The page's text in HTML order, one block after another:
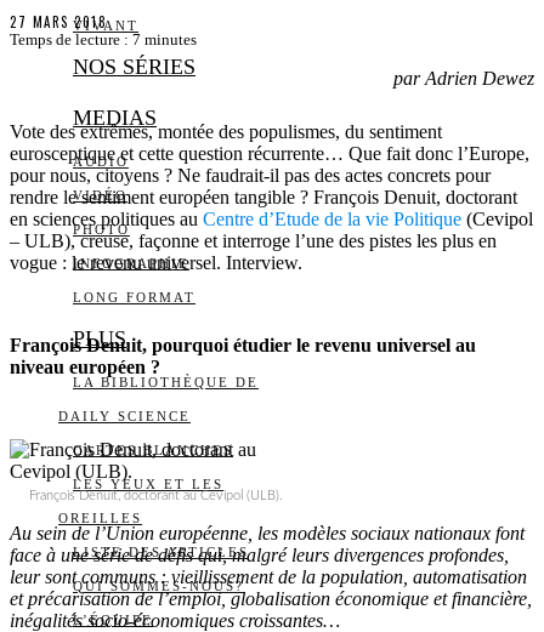
VIVANT
NOS SÉRIES
MEDIAS
AUDIO
VIDÉO
PHOTO
INFOGRAPHIE
LONG FORMAT
PLUS
LA BIBLIOTHÈQUE DE
DAILY SCIENCE
CARTES BLANCHES
LES YEUX ET LES
OREILLES
LISTE DES ARTICLES
QUI SOMMES-NOUS?
L’ÉQUIPE
27 MARS 2018
Temps de lecture : 7 minutes
par Adrien Dewez
Vote des extrêmes, montée des populismes, du sentiment
eurosceptique et cette question récurrente… Que fait donc l’Europe,
pour nous, citoyens ? Ne faudrait-il pas des actes concrets pour
rendre le sentiment européen tangible ? François Denuit, doctorant
en sciences politiques au Centre d’Etude de la vie Politique (Cevipol
– ULB), creuse, façonne et interroge l’une des pistes les plus en
vogue : le revenu universel. Interview.
François Denuit, pourquoi étudier le revenu universel au
niveau européen ?
François Denuit, doctorant au Cevipol (ULB).
Au sein de l’Union européenne, les modèles sociaux nationaux font
face à une série de défis qui, malgré leurs divergences profondes,
leur sont communs : vieillissement de la population, automatisation
et précarisation de l’emploi, globalisation économique et financière,
inégalités socio-économiques croissantes…